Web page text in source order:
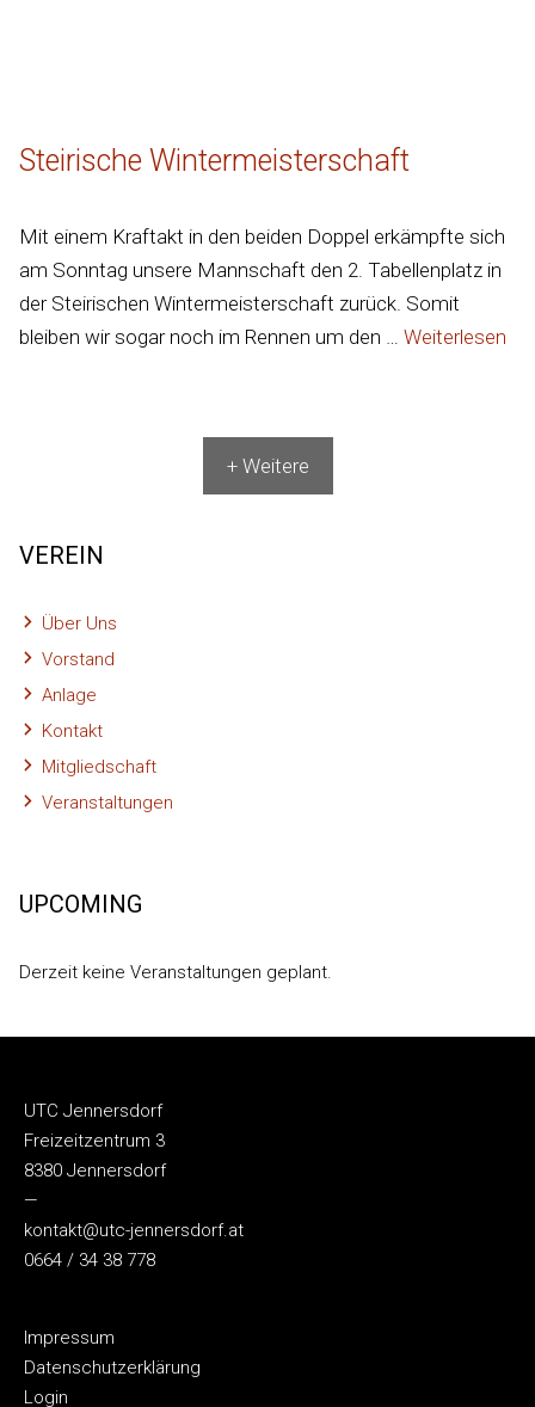
Steirische Wintermeisterschaft
Mit einem Kraftakt in den beiden Doppel erkämpfte sich
am Sonntag unsere Mannschaft den 2. Tabellenplatz in
der Steirischen Wintermeisterschaft zurück. Somit
bleiben wir sogar noch im Rennen um den … Weiterlesen
+ Weitere
VEREIN
Über Uns
Vorstand
Anlage
Kontakt
Mitgliedschaft
Veranstaltungen
UPCOMING
Derzeit keine Veranstaltungen geplant.
UTC Jennersdorf
Freizeitzentrum 3
8380 Jennersdorf
—
kontakt@utc-jennersdorf.at
0664 / 34 38 778
Impressum
Datenschutzerklärung
Login